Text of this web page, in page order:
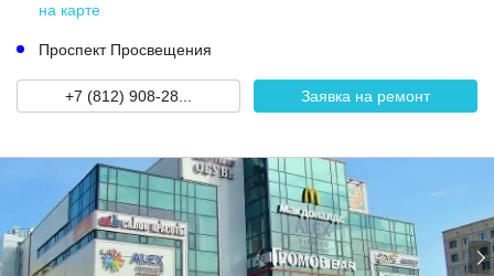
на карте
Проспект Просвещения
+7 (812) 908-28... Заявка на ремонт